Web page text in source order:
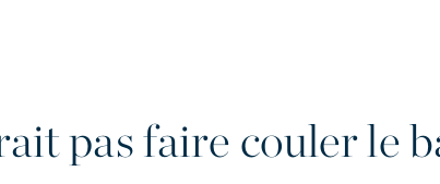
pas faire couler le